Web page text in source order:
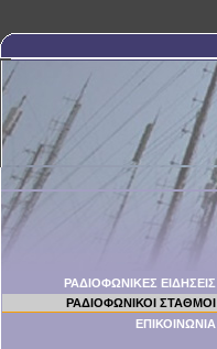
ΡΑΔΙΟΦΩΝΙΚΕΣ ΕΙΔΗΣΕΙΣ
ΡΑΔΙΟΦΩΝΙΚΟΙ ΣΤΑΘΜΟΙ
ΕΠΙΚΟΙΝΩΝΙΑ